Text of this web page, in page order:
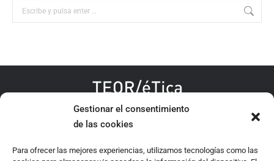
Gestionar el consentimiento
de las cookies
Para ofrecer las mejores experiencias, utilizamos tecnologías como las
Buscar:
TEOR/éTica 2020 - Desarrollado por Oncenueve Estudio